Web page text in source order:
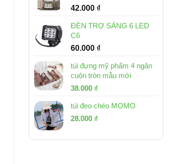
42.000 ₫
ĐÈN TRỢ SÁNG 6 LED
C6
60.000 ₫
túi đựng mỹ phẩm 4 ngăn
cuộn tròn mẫu mới
Giá
là:
53.000 ₫.
38.000 ₫
tại
túi đeo chéo MOMO
Giá
là:
28.000 ₫
tại